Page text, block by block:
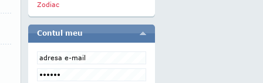
Zodiac
Contul meu